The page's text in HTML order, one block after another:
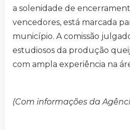
a solenidade de
vencedores, está marcada
município. A comissão
estudiosos da produção
com ampla experiência na
(Com informações da